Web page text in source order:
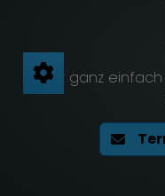
Jetzt ganz